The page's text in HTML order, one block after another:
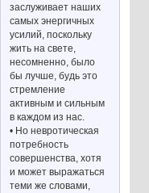
заслуживает наших
самых энергичных
усилий, поскольку
жить на свете,
несомненно, было
бы лучше, будь это
стремление
активным и сильным
в каждом из нас.
• Но невротическая
потребность
совершенства, хотя
и может выражаться
теми же словами,